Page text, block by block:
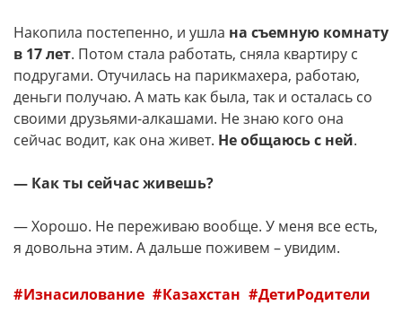
Накопила постепенно, и ушла на съемную комнату
в 17 лет. Потом стала работать, сняла квартиру с
подругами. Отучилась на парикмахера, работаю,
деньги получаю. А мать как была, так и осталась со
своими друзьями-алкашами. Не знаю кого она
сейчас водит, как она живет. Не общаюсь с ней.
— Как ты сейчас живешь?
— Хорошо. Не переживаю вообще. У меня все есть,
я довольна этим. А дальше поживем – увидим.
Изнасилование Казахстан ДетиРодители